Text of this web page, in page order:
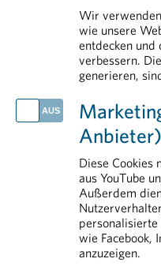
Life Sciences in
Tag der
Rund um
Erstattung
Wir
wie unsere
entdecken und
verbessern.
generieren,
Anbieter)
Diese Cookies
aus YouTube
Außerdem
personalisierte
wie Facebook,
anzuzeigen.